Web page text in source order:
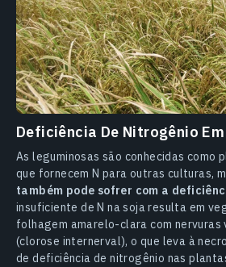
Deficiência De Nitrogênio
As leguminosas são conhecidas como
que fornecem N para outras culturas,
também pode sofrer com a
insuficiente de N na soja resulta em
folhagem amarelo-clara com nervuras
(clorose internerval), o que leva à
de deficiência de nitrogênio nas